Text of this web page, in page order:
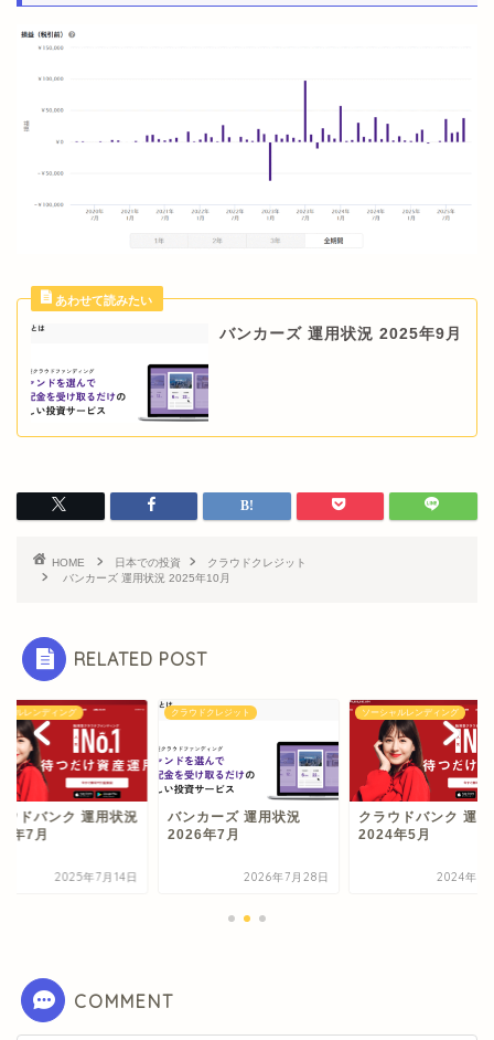
バンカーズ 運用状況 2025年9月
HOME 日本での投資
クラウドクレジット
バンカーズ 運用状況 2025年10月
RELATED POST
ャルレンディング
ウドバンク 運用状況
年7月
2025年7月14日
クラウドクレジット
バンカーズ 運用状況
2026年7月
2026年7月28日
ソーシャルレンディング
クラウドバンク 運
2024年5月
2024年5
COMMENT